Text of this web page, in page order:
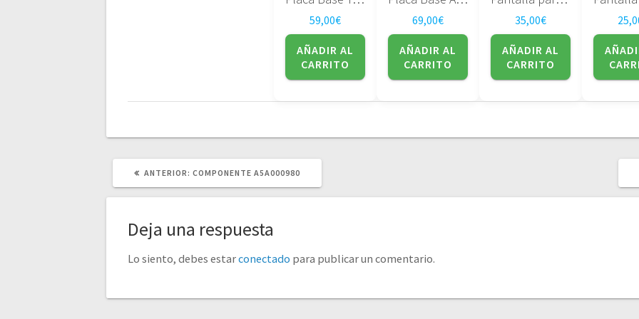
59,00€
AÑADIR AL
CARRITO
69,00€
AÑADIR AL
CARRITO
35,00€
AÑADIR AL
CARRITO
ANTERIOR: POST
COMPONENTE A5A000980
Deja una respuesta
Lo siento, debes estarconectado para publicar un comentario.